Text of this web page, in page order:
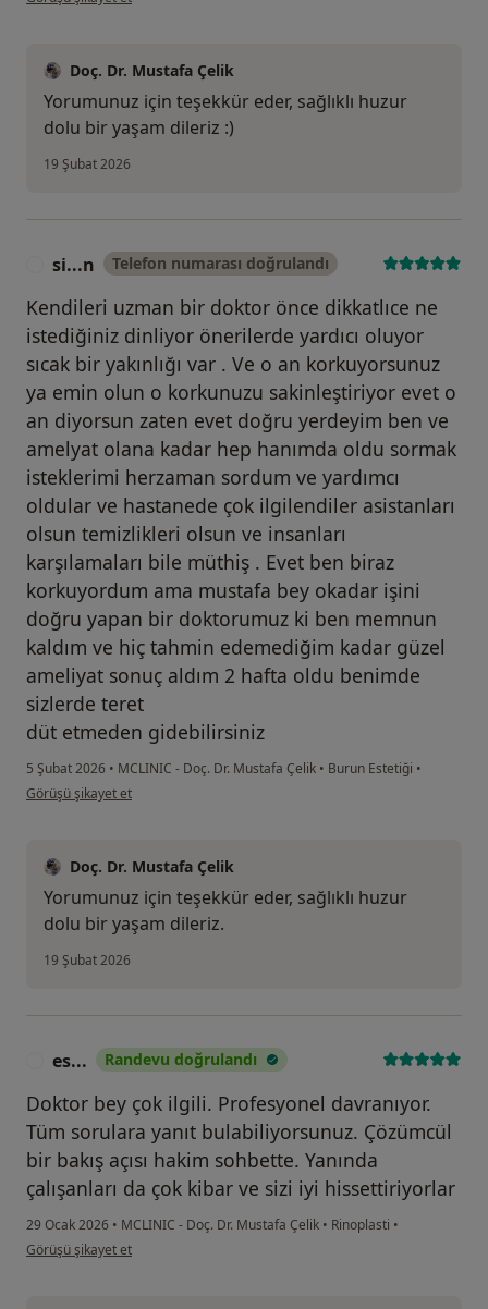
Doç. Dr. Mustafa Çelik
Yorumunuz için teşekkür eder, sağlıklı huzur
dolu bir yaşam dileriz :)
19 Şubat 2026
si...n Telefon numarası doğrulandı
Kendileri uzman bir doktor önce dikkatlıce ne
istediğiniz dinliyor önerilerde yardıcı oluyor
sıcak bir yakınlığı var . Ve o an korkuyorsunuz
ya emin olun o korkunuzu sakinleştiriyor evet o
an diyorsun zaten evet doğru yerdeyim ben ve
amelyat olana kadar hep hanımda oldu sormak
isteklerimi herzaman sordum ve yardımcı
oldular ve hastanede çok ilgilendiler asistanları
olsun temizlikleri olsun ve insanları
karşılamaları bile müthiş . Evet ben biraz
korkuyordum ama mustafa bey okadar işini
doğru yapan bir doktorumuz ki ben memnun
kaldım ve hiç tahmin edemediğim kadar güzel
ameliyat sonuç aldım 2 hafta oldu benimde
sizlerde teret
düt etmeden gidebilirsiniz
5 Şubat 2026 • MCLINIC - Doç. Dr. Mustafa Çelik • Burun Estetiği •
kullanıcının görüşüne göre si...n
Görüşü şikayet et
Doç. Dr. Mustafa Çelik
Yorumunuz için teşekkür eder, sağlıklı huzur
dolu bir yaşam dileriz.
19 Şubat 2026
es... Randevu doğrulandı
Doktor bey çok ilgili. Profesyonel davranıyor.
Tüm sorulara yanıt bulabiliyorsunuz. Çözümcül
bir bakış açısı hakim sohbette. Yanında
çalışanları da çok kibar ve sizi iyi hissettiriyorlar
29 Ocak 2026 • MCLINIC - Doç. Dr. Mustafa Çelik • Rinoplasti •
kullanıcının görüşüne göre es...
Görüşü şikayet et